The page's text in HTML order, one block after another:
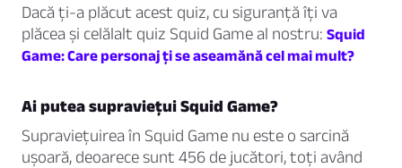
Dacă ți-a plăcut acest quiz, cu siguranță îți va
plăcea și celălalt quiz Squid Game al nostru: Squid
Game: Care personaj ți se aseamănă cel mai mult?
Ai putea supraviețui Squid Game?
Supraviețuirea în Squid Game nu este o sarcină
ușoară, deoarece sunt 456 de jucători, toți având